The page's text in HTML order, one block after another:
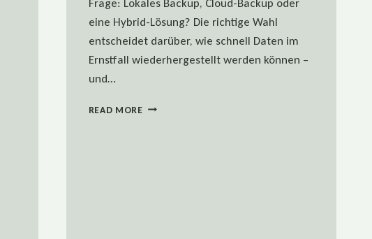
Frage: Lokales Backup, Cloud-Backup oder
eine Hybrid-Lösung? Die richtige Wahl
entscheidet darüber, wie schnell Daten im
Ernstfall wiederhergestellt werden können –
und…
READ MOREBACKUP-